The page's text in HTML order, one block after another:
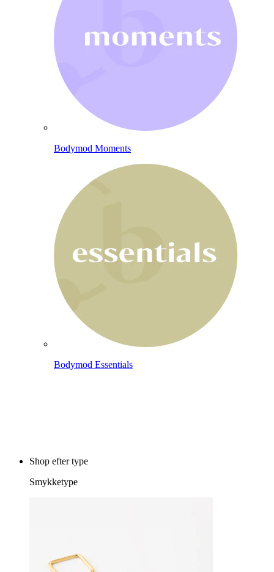
Bodymod Moments
Bodymod Essentials
Shop efter type
Smykketype